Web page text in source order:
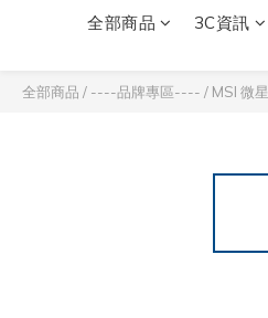
全部商品 3C資訊
全部商品 / ----品牌專區---- / MSI 微星